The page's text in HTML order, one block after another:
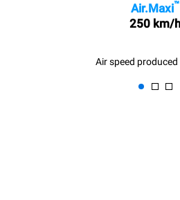
Air.Maxi™
250 km/h
Air speed